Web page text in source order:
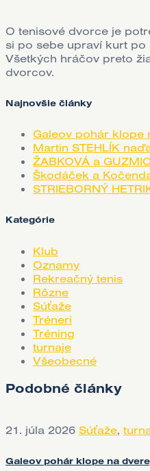
O tenisové dvorce je
si po sebe upraví kurt po
Všetkých hráčov preto
dvorcov.
Najnovšie články
Galeov pohár klope
Martin STEHLÍK
ŽABKOVÁ a
Škodáček a
STRIEBORNÝ
Kategórie
Klub
Oznamy
Rekreačný tenis
Rôzne
Súťaže
Tréneri
Tréning
turnaje
Všeobecné
Podobné články
21. júla 2026 Súťaže,
Galeov pohár klope na